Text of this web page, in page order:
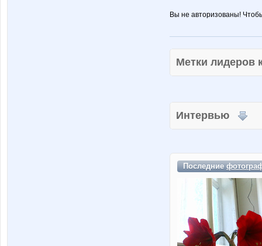
Вы не авторизованы!
Метки
Интервью
Последние